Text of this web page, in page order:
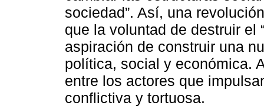
sociedad”. Así, una
que la voluntad de destruir el
aspiración de construir una
política, social y económica.
entre los actores que
conflictiva y tortuosa.